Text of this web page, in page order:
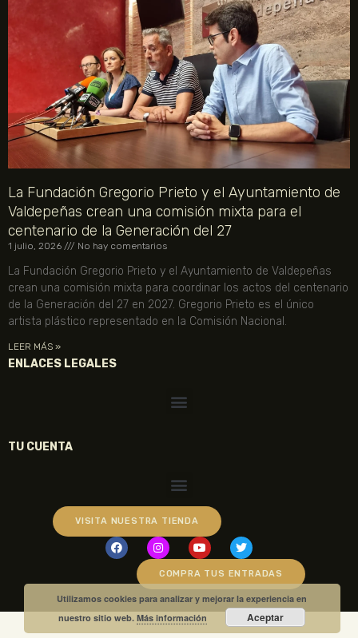
La Fundación Gregorio Prieto y el Ayuntamiento de
Valdepeñas crean una comisión mixta para el
centenario de la Generación del 27
1 julio, 2026 No hay comentarios
La Fundación Gregorio Prieto y el Ayuntamiento de Valdepeñas
crean una comisión mixta para coordinar los actos del centenario
de la Generación del 27 en 2027. Gregorio Prieto es el único
artista plástico representado en la Comisión Nacional.
LEER MÁS »
ENLACES LEGALES
TU CUENTA
VISITA NUESTRA TIENDA
COMPRA TUS ENTRADAS
Utilizamos cookies para analizar y mejorar la experiencia en
nuestro sitio web.Más información Aceptar